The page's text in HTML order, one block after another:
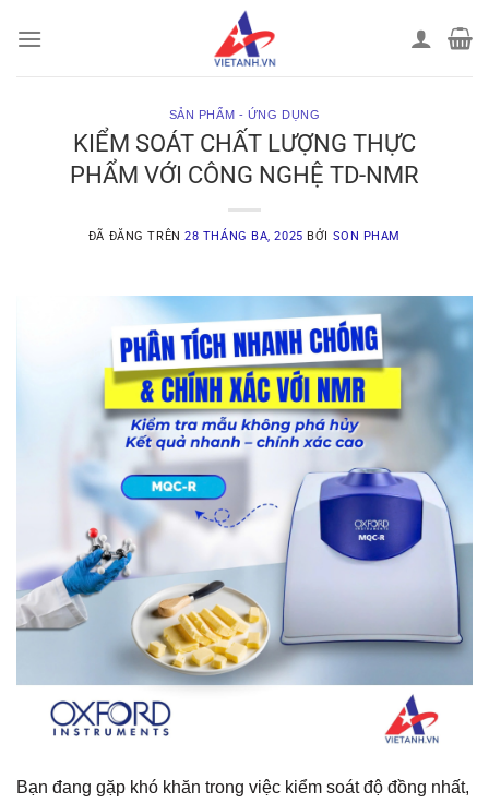
đến
SẢN PHẨM - ỨNG DỤNG
KIỂM SOÁT CHẤT LƯỢNG THỰC
PHẨM VỚI CÔNG NGHỆ TD-NMR
ĐÃ ĐĂNG TRÊN28 THÁNG BA, 2025 BỞI SON PHAM
Bạn đang gặp khó khăn trong việc kiểm soát độ đồng nhất,